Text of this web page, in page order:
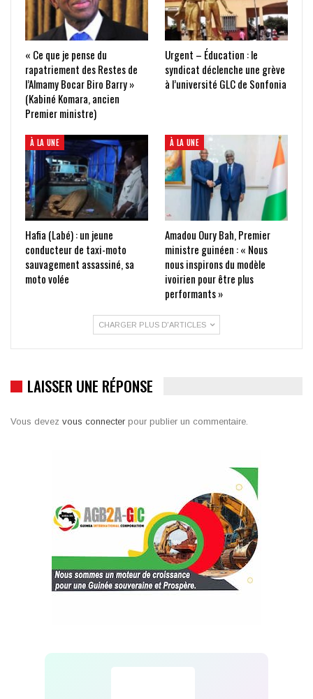
« Ce que je pense du
rapatriement des Restes de
l’Almamy Bocar Biro Barry »
(Kabiné Komara, ancien
Premier ministre)
Urgent – Éducation : le
syndicat déclenche une grève
à l’université GLC de Sonfonia
À LA UNE
Hafia (Labé) : un jeune
conducteur de taxi-moto
sauvagement assassiné, sa
moto volée
À LA UNE
Amadou Oury Bah, Premier
ministre guinéen : « Nous
nous inspirons du modèle
ivoirien pour être plus
performants »
CHARGER PLUS D'ARTICLES
LAISSER UNE RÉPONSE
Vous devez vous connecter pour publier un commentaire.